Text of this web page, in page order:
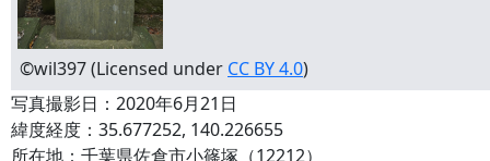
©wil397 (Licensed under CC BY 4.0)
写真撮影日：2020年6月21日
緯度経度：35.677252, 140.226655
所在地：千葉県佐倉市小篠塚（12212）